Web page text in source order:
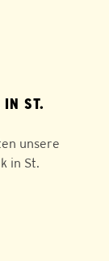
IN ST.
unsere
in St.